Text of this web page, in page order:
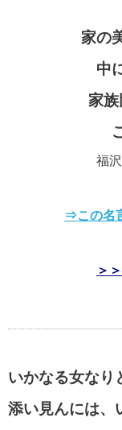
家の
中
家
福
⇒この名
＞
いかなる女なり
添い見んには、